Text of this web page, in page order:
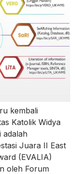
kembali
Katolik Widya
adalah
Juara II East
(EVALIA)
oleh Forum